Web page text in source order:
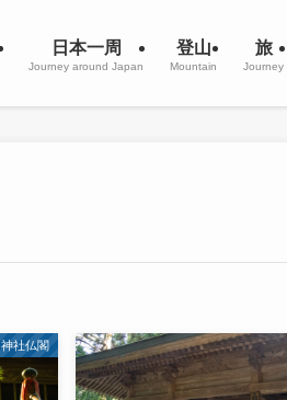
日本一周
Journey around Japan
登山
Mountain
旅
Journey
神社仏閣